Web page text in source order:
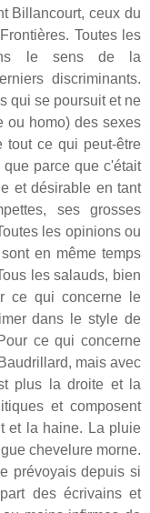
Billancourt, ceux du
Toutes les
le sens de la
discriminants.
qui se poursuit et ne
ou homo) des sexes
tout ce qui peut-être
parce que c'était
et désirable en tant
ses grosses
les opinions ou
en même temps
les salauds, bien
ce qui concerne le
dans le style de
ce qui concerne
mais avec
plus la droite et la
et composent
et la haine. La pluie
chevelure morne.
prévoyais depuis si
des écrivains et